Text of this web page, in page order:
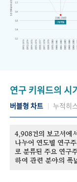
연구 키워드의 시
버블형 차트 누적히
4,908건의 보고서에
나누어 연도별 연구
로 분류된 주요 연구
하여 관련 분야의 폭